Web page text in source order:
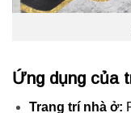
Ứng dụng của
Trang trí nhà ở: